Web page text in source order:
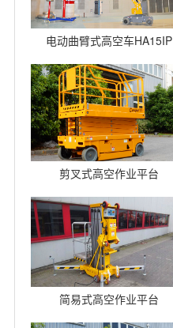
电动曲臂式高空车HA15IP
剪叉式高空作业平台
Compact12
简易式高空作业平台
Quickup7